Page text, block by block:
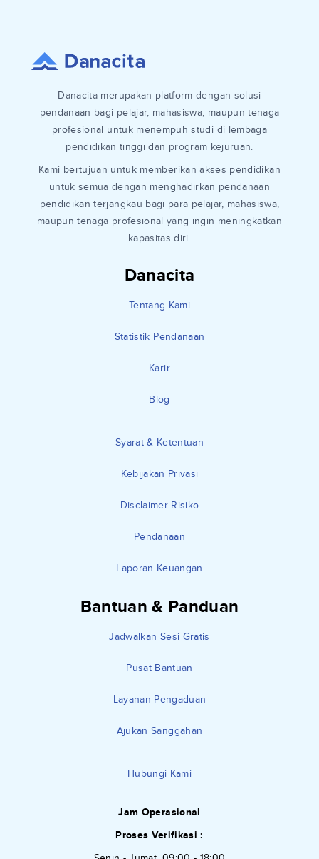
Danacita
Tentang Kami
Statistik Pendanaan
Karir
Blog
Syarat & Ketentuan
Kebijakan Privasi
Disclaimer Risiko
Pendanaan
Laporan Keuangan
Bantuan & Panduan
Jadwalkan Sesi Gratis
Pusat Bantuan
Layanan Pengaduan
Ajukan Sanggahan
Hubungi Kami
Jam Operasional
Proses Verifikasi :
Danacita merupakan platform dengan solusi
pendanaan bagi pelajar, mahasiswa, maupun tenaga
profesional untuk menempuh studi di lembaga
pendidikan tinggi dan program kejuruan.
Kami bertujuan untuk memberikan akses pendidikan
untuk semua dengan menghadirkan pendanaan
pendidikan terjangkau bagi para pelajar, mahasiswa,
maupun tenaga profesional yang ingin meningkatkan
kapasitas diri.